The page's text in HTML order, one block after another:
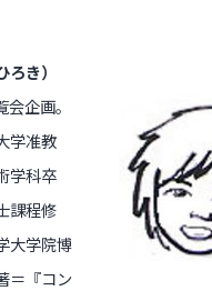
き）
企画。
学准教
学科卒
課程修
大学院博
＝『コン